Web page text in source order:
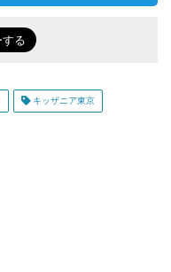
キッザニア東京